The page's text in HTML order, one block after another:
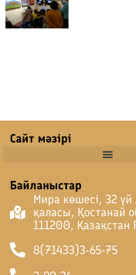
Сайт мәзірі
Байланыстар
Мира көшесі, 32 үй
қаласы, Қостанай
111200, Қазақстан
8(71433)3-65-75